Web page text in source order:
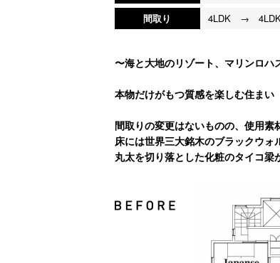
間取り
4LDK →
〜海と大地のリゾート、マリンロハ
本物だけがもつ質感を楽しむ住まい
間取りの変更はないものの、使用素
床には世界三大銘木のブラックウォ
丸太を切り落とした化粧のタイコ梁